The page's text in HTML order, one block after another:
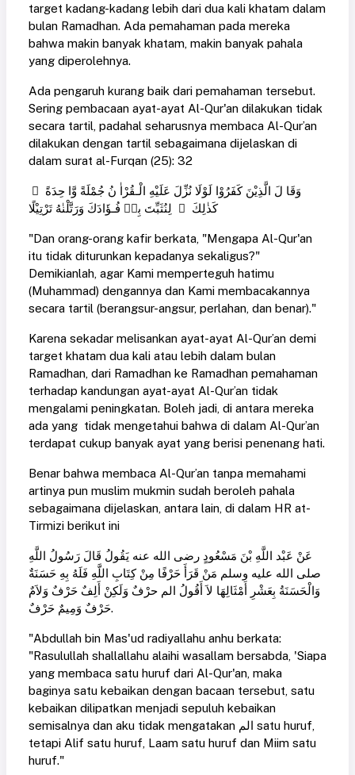
target kadang-kadang lebih dari dua kali khatam dalam
bulan Ramadhan. Ada pemahaman pada mereka
bahwa makin banyak khatam, makin banyak pahala
yang diperolehnya.
Ada pengaruh kurang baik dari pemahaman tersebut.
Sering pembacaan ayat-ayat Al-Qur'an dilakukan tidak
secara tartil, padahal seharusnya membaca Al-Qur’an
dilakukan dengan tartil sebagaimana dijelaskan di
dalam surat al-Furqan (25): 32
وَقَا لَ الَّذِيْنَ كَفَرُوْا لَوْلَا نُزِّلَ عَلَيْهِ الْـقُرْاٰ نُ جُمْلَةً وَّا حِدَةً ۛ
كَذٰلِكَ ۛ لِنُثَبِّتَ بِهٖ فُـؤَادَكَ وَرَتَّلْنٰهُ تَرْتِيْلًا
"Dan orang-orang kafir berkata, "Mengapa Al-Qur'an
itu tidak diturunkan kepadanya sekaligus?"
Demikianlah, agar Kami memperteguh hatimu
(Muhammad) dengannya dan Kami membacakannya
secara tartil (berangsur-angsur, perlahan, dan benar)."
Karena sekadar melisankan ayat-ayat Al-Qur’an demi
target khatam dua kali atau lebih dalam bulan
Ramadhan, dari Ramadhan ke Ramadhan pemahaman
terhadap kandungan ayat-ayat Al-Qur’an tidak
mengalami peningkatan. Boleh jadi, di antara mereka
ada yang tidak mengetahui bahwa di dalam Al-Qur’an
terdapat cukup banyak ayat yang berisi penenang hati.
Benar bahwa membaca Al-Qur’an tanpa memahami
artinya pun muslim mukmin sudah beroleh pahala
sebagaimana dijelaskan, antara lain, di dalam HR at-
Tirmizi berikut ini
عَنْ عَبْد اللَّهِ بْنَ مَسْعُودٍ رضى الله عنه يَقُولُ قَالَ رَسُولُ اللَّهِ
صلى الله عليه وسلم مَنْ قَرَأَ حَرْفًا مِنْ كِتَابِ اللَّهِ فَلَهُ بِهِ حَسَنَةٌ
وَالْحَسَنَةُ بِعَشْرِ أَمْثَالِهَا لاَ أَقُولُ الم حرْفٌ وَلَكِنْ أَلِفٌ حَرْفٌ وَلاَمٌ
حَرْفٌ وَمِيمٌ حَرْفٌ.
"Abdullah bin Mas'ud radiyallahu anhu berkata:
"Rasulullah shallallahu alaihi wasallam bersabda, 'Siapa
yang membaca satu huruf dari Al-Qur'an, maka
baginya satu kebaikan dengan bacaan tersebut, satu
kebaikan dilipatkan menjadi sepuluh kebaikan
semisalnya dan aku tidak mengatakan الم satu huruf,
tetapi Alif satu huruf, Laam satu huruf dan Miim satu
huruf."